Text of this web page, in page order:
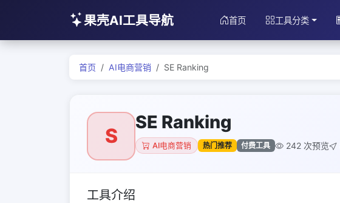
果壳AI工具导航 首页 工具分类
首页 AI电商营销 SE Ranking
S
SE Ranking
AI电商营销 热门推荐 付费工具 242 次预览
工具介绍